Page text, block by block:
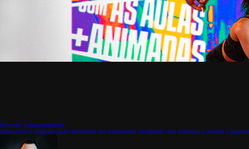
Drop-set: o guia completo!
Saiba como o Drop-set pode intensificar seu treinamento, desafiando seus músculos e levando a